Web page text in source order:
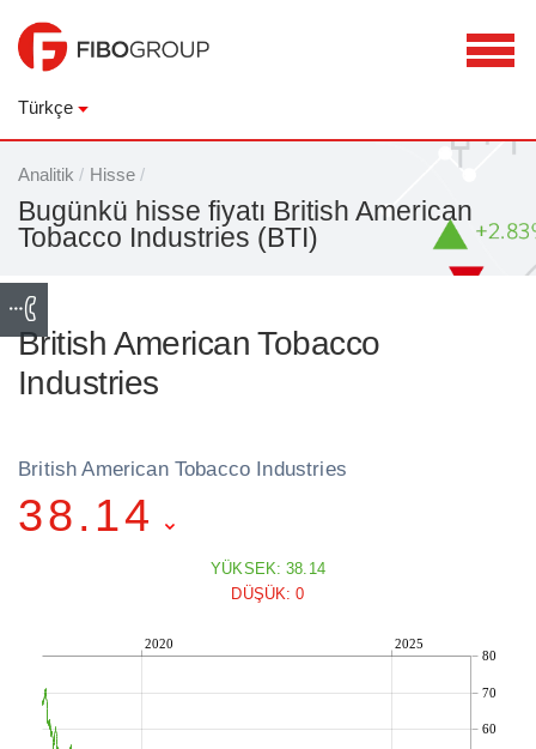
Türkçe
Analitik / Hisse /
Bugünkü hisse fiyatı British American
Tobacco Industries (BTI)
British American Tobacco
Industries
British American Tobacco Industries
38.14
YÜKSEK: 38.14
DÜŞÜK: 0
2020 2025
60
70
80